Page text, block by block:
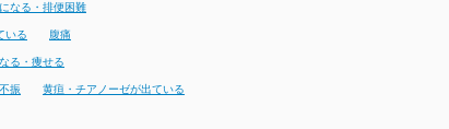
なる・排便困難
いる 腹痛
る・痩せる
振 黄疸・チアノーゼが出ている